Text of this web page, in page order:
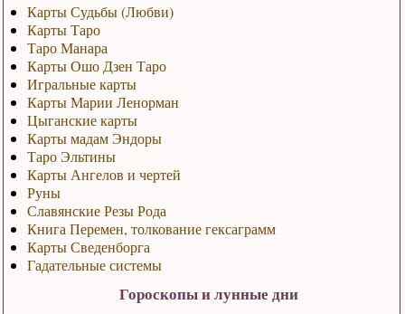
Карты Судьбы (Любви)
Карты Таро
Таро Манара
Карты Ошо Дзен Таро
Игральные карты
Карты Марии Ленорман
Цыганские карты
Карты мадам Эндоры
Таро Эльтины
Карты Ангелов и чертей
Руны
Славянские Резы Рода
Книга Перемен, толкование гексаграмм
Карты Сведенборга
Гадательные системы
Гороскопы и лунные дни